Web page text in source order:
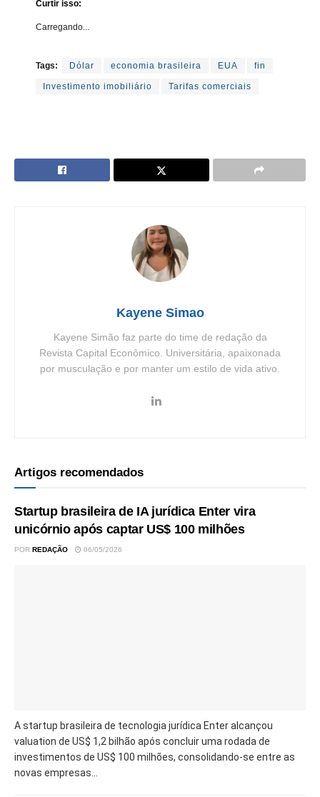
Curtir isso:
Carregando...
Tags: Dólar economia brasileira EUA fin
Investimento imobiliário Tarifas comerciais
Kayene Simao
Kayene Simão faz parte do time de redação da
Revista Capital Econômico. Universitária, apaixonada
por musculação e por manter um estilo de vida ativo.
Artigos recomendados
Startup brasileira de IA jurídica Enter vira
unicórnio após captar US$ 100 milhões
POR REDAÇÃO 06/05/2026
A startup brasileira de tecnologia jurídica Enter alcançou
valuation de US$ 1,2 bilhão após concluir uma rodada de
investimentos de US$ 100 milhões, consolidando-se entre as
novas empresas...